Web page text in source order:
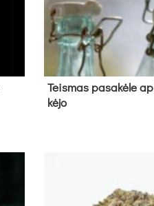
Teis­mas pa­sa­kė­le
kė­jo